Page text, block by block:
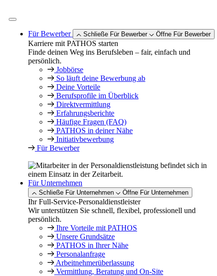
Inhalt
Für Bewerber
Schließe Für Bewerber Öffne Für Bewerber
Karriere mit PATHOS starten
Finde deinen Weg ins Berufsleben – fair, einfach und
persönlich.
Jobbörse
So läuft deine Bewerbung ab
Deine Vorteile
Berufsprofile im Überblick
Direktvermittlung
Erfahrungsberichte
Häufige Fragen (FAQ)
PATHOS in deiner Nähe
Initiativbewerbung
Für Bewerber
Für Unternehmen
Schließe Für Unternehmen Öffne Für Unternehmen
Ihr Full-Service-Personaldienstleister
Wir unterstützen Sie schnell, flexibel, professionell und
persönlich.
Ihre Vorteile mit PATHOS
Unsere Grundsätze
PATHOS in Ihrer Nähe
Personalanfrage
Arbeitnehmer­überlassung
Vermittlung, Beratung und On-Site